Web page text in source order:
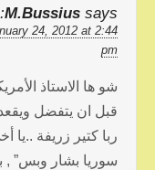
M.Bussius says:
24, 2012 at 2:44
pm
شو ها الاستاذ
قبل ان يتفضل
ربا كتير زريفة ..يا
سوريا بشار وبس” ,